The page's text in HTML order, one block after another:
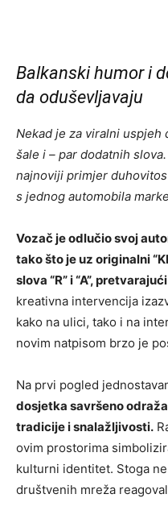
Balkanski humor i
da oduševljavaju
Nekad je za viralni uspjeh
šale i – par dodatnih
najnoviji primjer
s jednog automobila
Vozač je odlučio svoj
tako što je uz originalni
slova “R” i “A”,
kreativna intervencija
kako na ulici, tako i na
novim natpisom brzo je
Na prvi pogled
dosjetka savršeno
tradicije i snalažljivosti.
ovim prostorima
kulturni identitet. Stoga
društvenih mreža